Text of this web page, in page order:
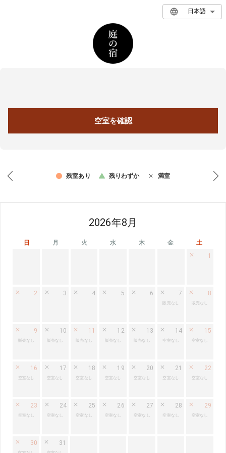
日本語
空室を確認
残室あり 残りわずか 満室
2026年8月
日 月 火 水 木 金
土
1
2 3 4 5 6 7
販売なし
8
販売なし
9
販売なし
10
販売なし
11
販売なし
12
販売なし
13
販売なし
14
空室なし
15
空室なし
16
空室なし
17
空室なし
18
空室なし
19
空室なし
20
空室なし
21
空室なし
22
空室なし
23
空室なし
24
空室なし
25
空室なし
26
空室なし
27
空室なし
28
空室なし
29
空室なし
30 31